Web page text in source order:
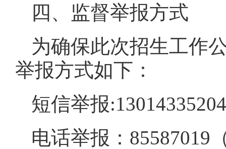
四、监督举报方式
为确保此次招生工作
举报方式如下：
短信举报
电话举报：